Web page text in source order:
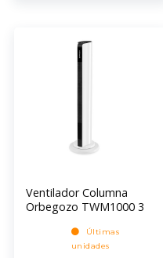
Ventilador Columna
Orbegozo TWM1000 3
Watts LED 850mm
Últimas
unidades